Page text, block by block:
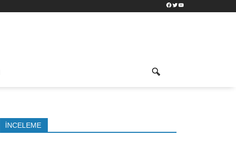
Facebook
TwitterYouTube
İNCELEME